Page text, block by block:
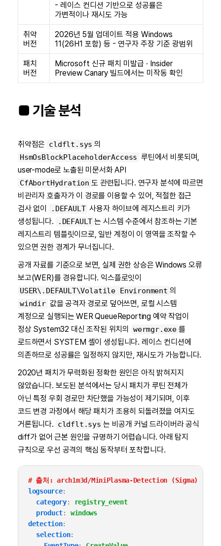
- 레이스 컨디션 기반으로 성공률은
가변적이나 재시도 가능
취약
버전
2026년 5월 업데이트 적용 Windows
11(26H1 포함) 등 - 연구자 주장 기준 광범위
패치
버전
Microsoft 신규 패치 미발급 · Insider
Preview Canary 빌드에서는 미작동 확인
■ 기술 분석
취약점은 cldflt.sys 의
HsmOsBlockPlaceholderAccess 루틴에서 비롯되며,
user-mode로 노출된 미문서화 API
CfAbortHydration 도 관련됩니다. 연구자 분석에 따르면
비관리자 호출자가 이 경로를 이용할 수 있어, 적절한 접근
검사 없이
.DEFAULT 사용자 하이브에 레지스트리 키가
생성됩니다.
.DEFAULT 는 시스템 수준에서 참조하는 기본
레지스트리 템플릿이므로, 일반 계정이 이 영역을 조작할 수
있으면 권한 경계가 무너집니다.
공개 자료를 기준으로 보면, 실제 권한 상승은 Windows 오류
보고(WER)를 경유합니다. 익스플로잇이
USER\.DEFAULT\Volatile Environment 의
windir 값을 공격자 경로로 덮어쓰면, 로컬 시스템
계정으로 실행되는 WER QueueReporting 예약 작업이
정상 System32 대신 조작된 위치의
wermgr.exe 를
로드하면서 SYSTEM 셸이 생성됩니다. 레이스 컨디션에
의존하므로 성공률은 일정하지 않지만, 재시도가 가능합니다.
2020년 패치가 무력화된 정확한 원인은 아직 밝혀지지
않았습니다. 보도된 분석에서는 당시 패치가 루틴 전체가
아닌 특정 우회 경로만 차단했을 가능성이 제기되며, 이후
코드 변경 과정에서 해당 패치가 조용히 되돌려졌을 여지도
거론됩니다. cldflt.sys 는 비공개 커널 드라이버라 공식
diff가 없어 근본 원인을 규명하기 어렵습니다. 아래 탐지
규칙으로 우선 공격의 핵심 동작부터 포착합니다.
# 출처: arch1m3d/MiniPlasma-Detection (Sigma)
logsource:
category:
registry_event
product:
windows
detection:
selection: